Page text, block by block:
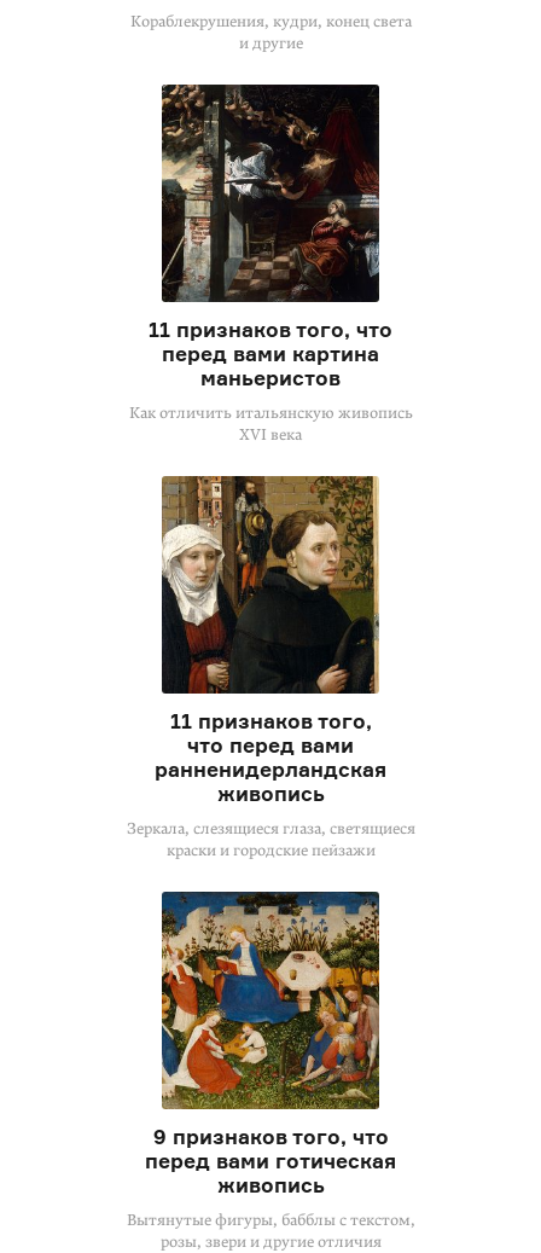
Кораблекрушения, кудри, конец света
и другие
11 признаков того, что
перед вами картина
маньеристов
Как отличить итальянскую живопись
XVI века
11 признаков того,
что перед вами
ранненидерландская
живопись
Зеркала, слезящиеся глаза, светящиеся
краски и городские пейзажи
9 признаков того, что
перед вами готическая
живопись
Вытянутые фигуры, бабблы с текстом,
розы, звери и другие отличия